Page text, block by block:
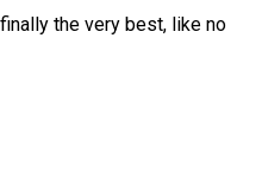
the very best, like no